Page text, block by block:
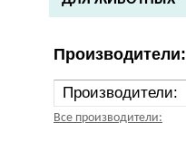
Производители:
Все производители: